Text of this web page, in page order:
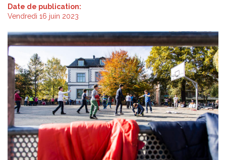
Date de publication:
Vendredi 16 juin 2023